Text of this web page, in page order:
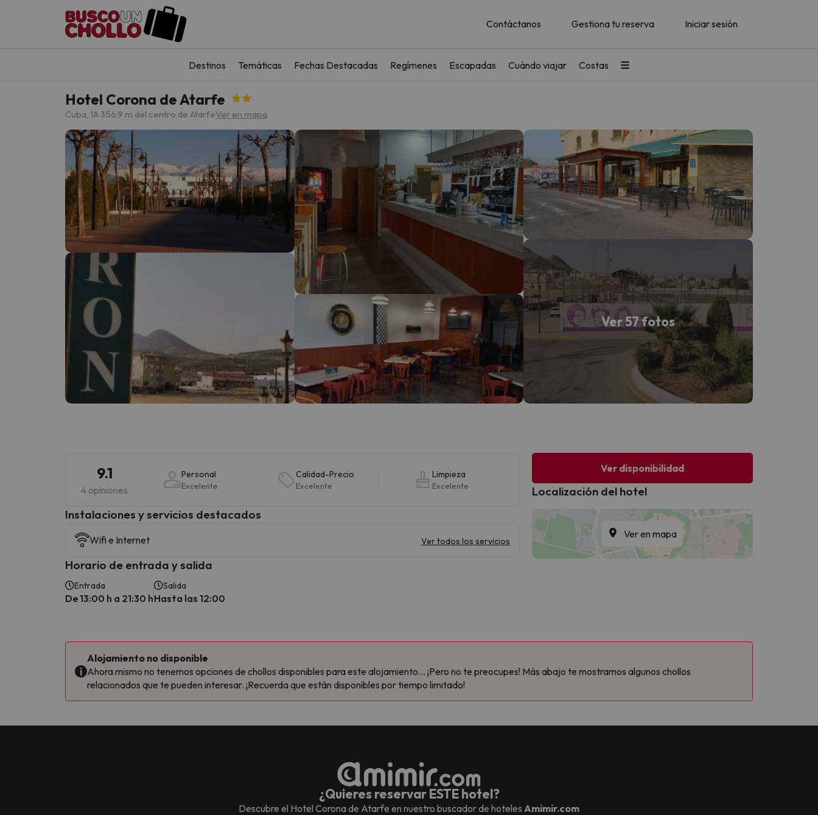
Contáctanos Gestiona tu reserva Iniciar sesión
Destinos Temáticas Fechas Destacadas Regímenes Escapadas Cuándo viajar Costas
Hotel Corona de Atarfe
Cuba, 1A 356.9 m del centro de AtarfeVer en mapa
Ver 57 fotos
9.1
4 opiniones
Personal
Excelente
Calidad-Precio
Excelente
Limpieza
Excelente
Instalaciones y servicios destacados
Wifi e Internet Ver todos los servicios
Horario de entrada y salida
Entrada
De 13:00 h a 21:30 h
Salida
Hasta las 12:00
Ver disponibilidad
Localización del hotel
Ver en mapa
Alojamiento no disponible
Ahora mismo no tenemos opciones de chollos disponibles para este alojamiento... ¡Pero no te preocupes! Más abajo te mostramos algunos chollos
relacionados que te pueden interesar. ¡Recuerda que están disponibles por tiempo limitado!
¿Quieres reservar ESTE hotel?
Descubre el Hotel Corona de Atarfe en nuestro buscador de hoteles Amimir.com